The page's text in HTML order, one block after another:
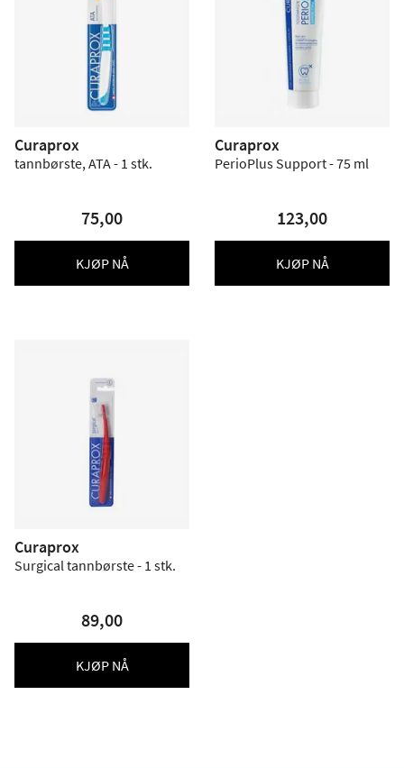
Curaprox
tannbørste, ATA - 1 stk.
75,00
KJØP NÅ
Curaprox
PerioPlus Support - 75 ml
123,00
KJØP NÅ
Curaprox
Surgical tannbørste - 1 stk.
89,00
KJØP NÅ